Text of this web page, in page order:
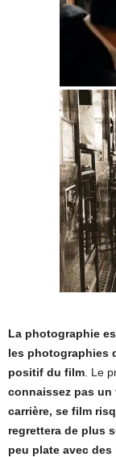
La photographie
les photographies
positif du film . Le
connaissez pas un
carrière, se film
regrettera de plus
peu plate avec